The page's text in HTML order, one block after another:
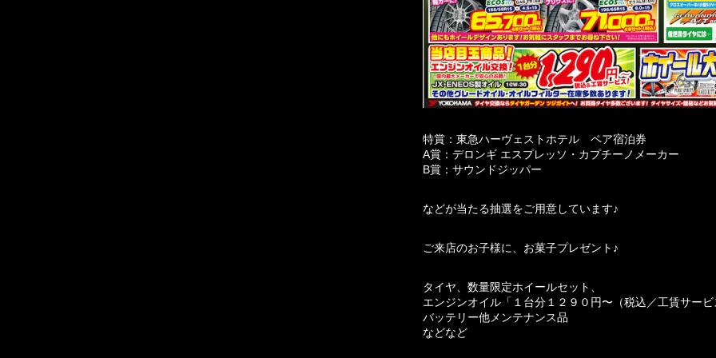
特賞：東急ハーヴェストホテル ペア宿泊券
A賞：デロンギ エスプレッソ・カプチーノメーカー
B賞：サウンドジッパー
などが当たる抽選をご用意しています♪
ご来店のお子様に、お菓子プレゼント♪
タイヤ、数量限定ホイールセット、
エンジンオイル「１台分１２９０円〜（税込／工賃サー
バッテリー他メンテナンス品
などなど